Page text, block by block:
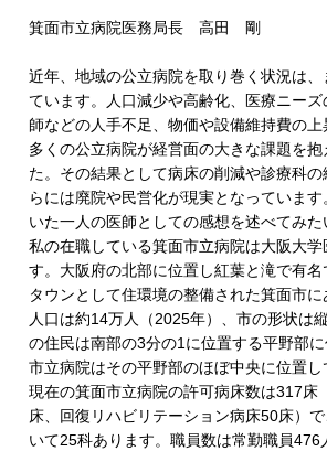
箕面市立病院医務局長 高田 剛
近年、地域の公立病院を取り巻く状況は
ています。人口減少や高齢化、医療ニー
師などの人手不足、物価や設備維持費の上
多くの公立病院が経営面の大きな課題を
た。その結果として病床の削減や診療科の
らには廃院や民営化が現実となっていま
いた一人の医師としての感想を述べてみた
私の在職している箕面市立病院は大阪大
す。大阪府の北部に位置し紅葉と滝で有
タウンとして住環境の整備された箕面市
人口は約14万人（2025年）、市の形状は
の住民は南部の3分の1に位置する平野部
市立病院はその平野部のほぼ中央に位置し
現在の箕面市立病院の許可病床数は317床
床、回復リハビリテーション病床50床）
いて25科あります。職員数は常勤職員476